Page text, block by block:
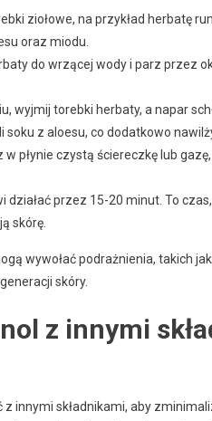
ziołowe, na przykład herbatę
oraz miodu.
do wrzącej wody i parz przez
wyjmij torebki herbaty, a napar
soku z aloesu, co dodatkowo
w płynie czystą ściereczkę lub
działać przez 15-20 minut. To
skórę.
wywołać podrażnienia, takich
skóry.
z innymi
innymi składnikami, aby